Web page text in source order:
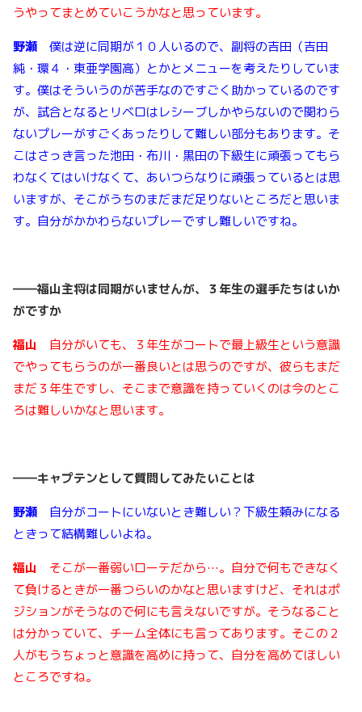
うやってまとめていこうかなと思っています。
野瀬 僕は逆に同期が１０人いるので、副将の吉田（吉田
純・環４・東亜学園高）とかとメニューを考えたりしていま
す。僕はそういうのが苦手なのですごく助かっているのです
が、試合となるとリベロはレシーブしかやらないので関わら
ないプレーがすごくあったりして難しい部分もあります。そ
こはさっき言った池田・布川・黒田の下級生に頑張ってもら
わなくてはいけなくて、あいつらなりに頑張っているとは思
いますが、そこがうちのまだまだ足りないところだと思いま
す。自分がかかわらないプレーですし難しいですね。
――福山主将は同期がいませんが、３年生の選手たちはいか
がですか
福山 自分がいても、３年生がコートで最上級生という意識
でやってもらうのが一番良いとは思うのですが、彼らもまだ
まだ３年生ですし、そこまで意識を持っていくのは今のとこ
ろは難しいかなと思います。
――キャプテンとして質問してみたいことは
野瀬 自分がコートにいないとき難しい？下級生頼みになる
ときって結構難しいよね。
福山 そこが一番弱いローテだから…。自分で何もできなく
て負けるときが一番つらいのかなと思いますけど、それはポ
ジションがそうなので何にも言えないですが。そうなること
は分かっていて、チーム全体にも言ってあります。そこの２
人がもうちょっと意識を高めに持って、自分を高めてほしい
ところですね。